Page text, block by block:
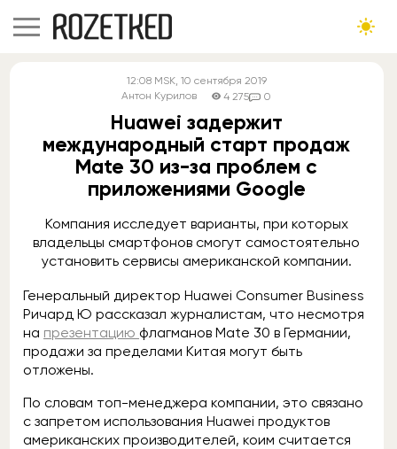
12:08 MSK, 10 сентября 2019
Антон Курилов
4 275 0
Huawei задержит
международный старт продаж
Mate 30 из-за проблем с
приложениями Google
Компания исследует варианты, при которых
владельцы смартфонов смогут самостоятельно
установить сервисы американской компании.
Генеральный директор Huawei Consumer Business
Ричард Ю рассказал журналистам, что несмотря
на презентацию флагманов Mate 30 в Германии,
продажи за пределами Китая могут быть
отложены.
По словам топ-менеджера компании, это связано
с запретом использования Huawei продуктов
американских производителей, коим считается